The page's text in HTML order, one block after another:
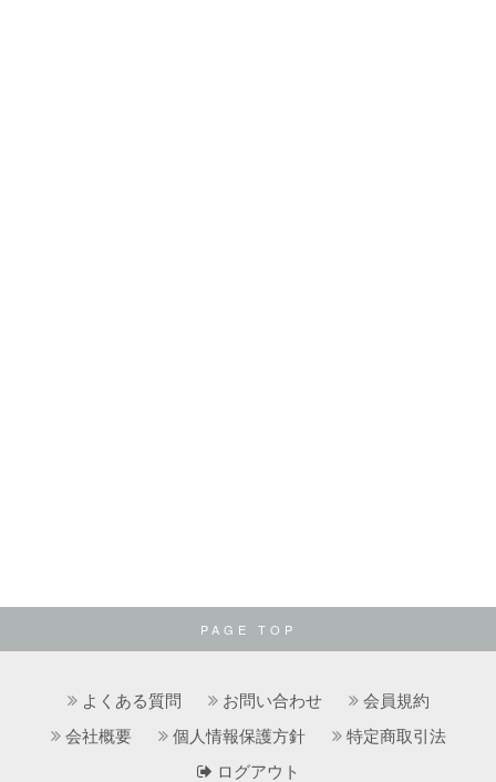
PAGE TOP
よくある質問 お問い合わせ
会員規約
会社概要
個人情報保護方針
特定商取引法
ログアウト